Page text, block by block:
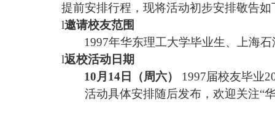
提前安排行程，现将活动初步安排敬告如
l邀请校友范围
1997年华东理工大学毕业生、上海
l返校活动日期
10月 14 日（周六） 1997届校友毕业
活动具体安排随后发布，欢迎关注“